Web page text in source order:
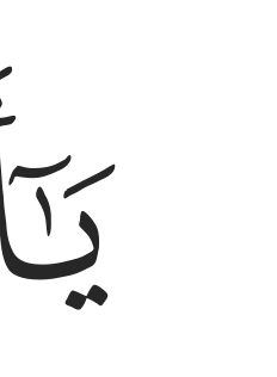
يا ايها
يَـٰٓأَيُّهَا